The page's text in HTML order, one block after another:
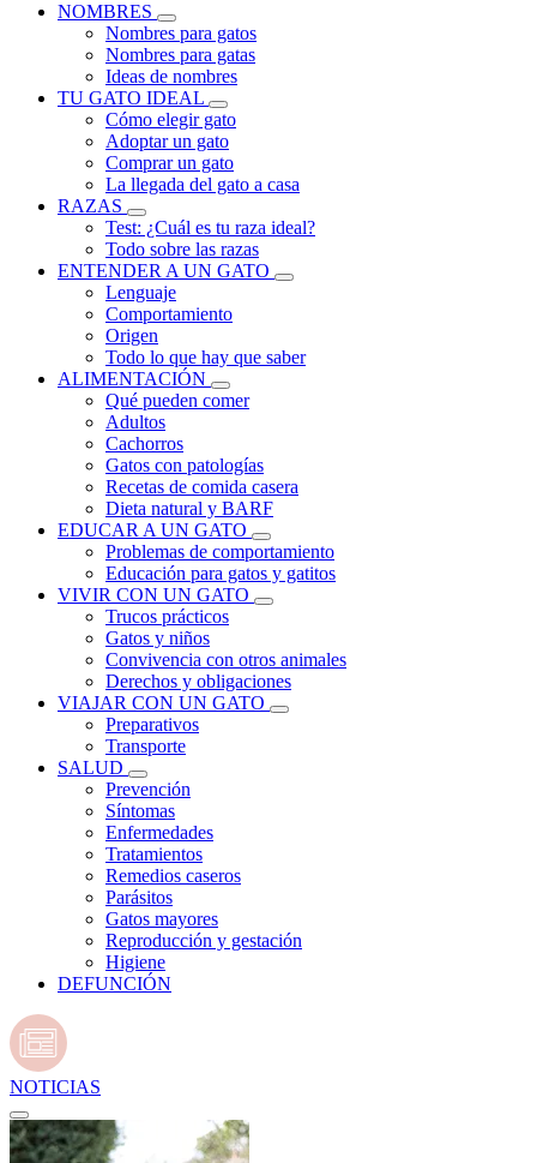
NOMBRES
Nombres para gatos
Nombres para gatas
Ideas de nombres
TU GATO IDEAL
Cómo elegir gato
Adoptar un gato
Comprar un gato
La llegada del gato a casa
RAZAS
Test: ¿Cuál es tu raza ideal?
Todo sobre las razas
ENTENDER A UN GATO
Lenguaje
Comportamiento
Origen
Todo lo que hay que saber
ALIMENTACIÓN
Qué pueden comer
Adultos
Cachorros
Gatos con patologías
Recetas de comida casera
Dieta natural y BARF
EDUCAR A UN GATO
Problemas de comportamiento
Educación para gatos y gatitos
VIVIR CON UN GATO
Trucos prácticos
Gatos y niños
Convivencia con otros animales
Derechos y obligaciones
VIAJAR CON UN GATO
Preparativos
Transporte
SALUD
Prevención
Síntomas
Enfermedades
Tratamientos
Remedios caseros
Parásitos
Gatos mayores
Reproducción y gestación
Higiene
DEFUNCIÓN
NOTICIAS